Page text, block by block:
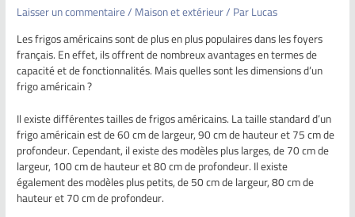
Laisser un commentaire/Maison et extérieur/ ParLucas
Les frigos américains sont de plus en plus populaires dans les foyers
français. En effet, ils offrent de nombreux avantages en termes de
capacité et de fonctionnalités. Mais quelles sont les dimensions d’un
frigo américain ?
Il existe différentes tailles de frigos américains. La taille standard d’un
frigo américain est de 60 cm de largeur, 90 cm de hauteur et 75 cm de
profondeur. Cependant, il existe des modèles plus larges, de 70 cm de
largeur, 100 cm de hauteur et 80 cm de profondeur. Il existe
également des modèles plus petits, de 50 cm de largeur, 80 cm de
hauteur et 70 cm de profondeur.